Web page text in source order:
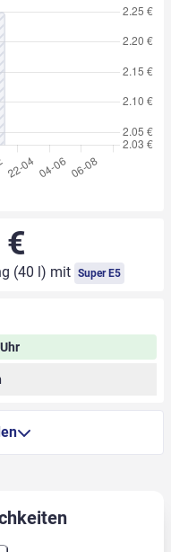
(40 l) mit Super E5